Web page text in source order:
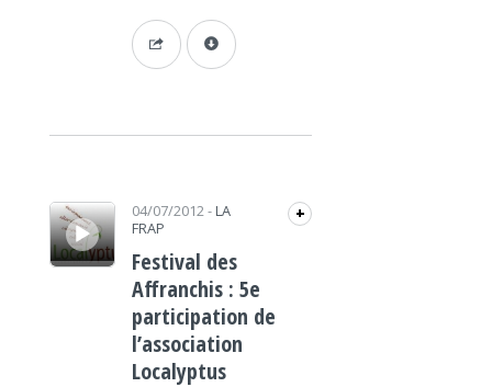
Lecteur audio 04/07/2012- LA
FRAP
+
Festival des
Affranchis : 5e
participation de
l’association
Localyptus